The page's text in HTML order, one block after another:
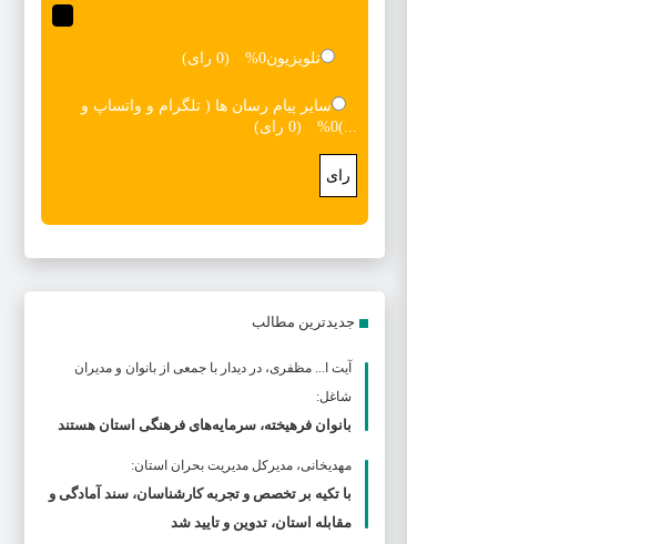
تلویزیون0% (0 رای)
سایر پیام رسان ها ( تلگرام و واتساپ و
...)
0% (0 رای)
رای
جدیدترین مطالب
آیت ا... مظفری، در دیدار با جمعی از بانوان و مدیران
شاغل:
بانوان فرهیخته، سرمایه‌های فرهنگی استان هستند
مهدیخانی، مدیرکل مدیریت بحران استان:
با تکیه بر تخصص و تجربه کارشناسان، سند آمادگی و
مقابله استان، تدوین و تایید شد